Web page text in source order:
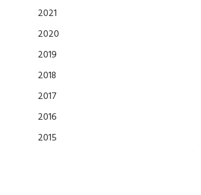
2021
2020
2019
2018
2017
2016
2015